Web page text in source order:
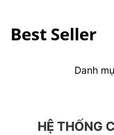
Best Seller
Danh
HỆ THỐNG